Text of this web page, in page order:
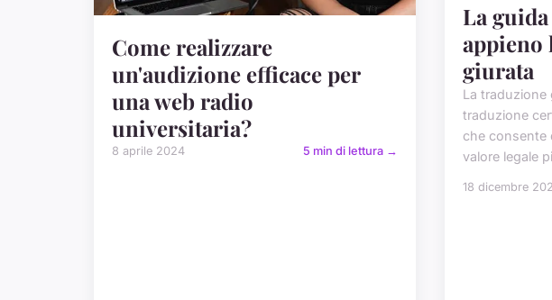
Come realizzare
un'audizione efficace per
una web radio
universitaria?
8 aprile 2024 5 min di lettura →
La
appieno
giurata
La traduzione
traduzione
che consente
valore legale
18 dicembre